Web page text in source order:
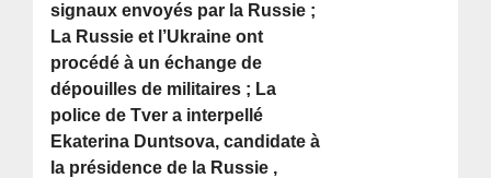
signaux envoyés par la Russie ;
La Russie et l’Ukraine ont
procédé à un échange de
dépouilles de militaires ; La
police de Tver a interpellé
Ekaterina Duntsova, candidate à
la présidence de la Russie ,